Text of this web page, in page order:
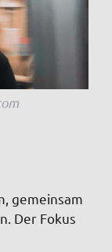
gemeinsam
Der Fokus